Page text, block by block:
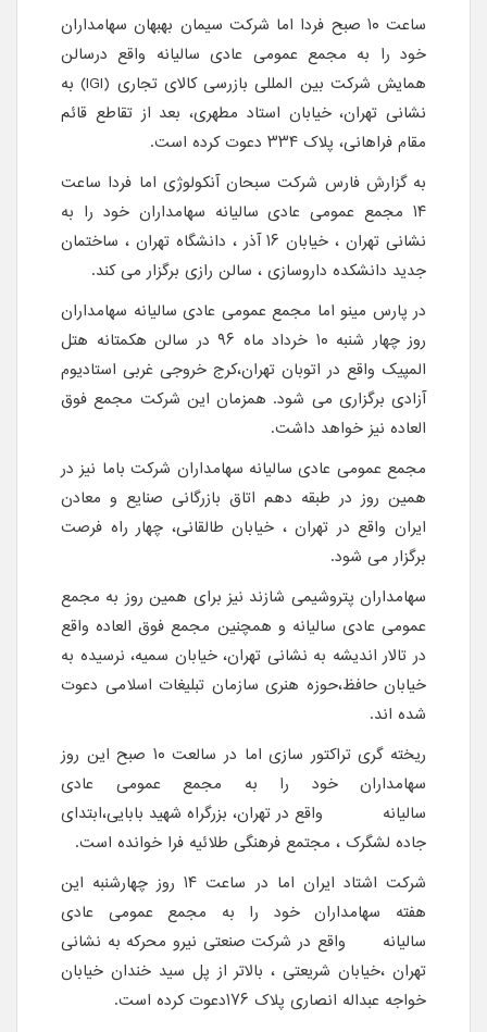
ساعت ۱۰ صبح فردا اما شرکت سیمان بهبهان سهامداران
خود را به مجمع عمومی عادی سالیانه واقع درسالن
همایش شرکت بین المللی بازرسی کالای تجاری (IGI) به
نشانی تهران، خیابان استاد مطهری، بعد از تقاطع قائم
مقام فراهانی، پلاک ۳۳۴ دعوت کرده است.
به گزارش فارس شرکت سبحان آنکولوژی اما فردا ساعت
۱۴ مجمع عمومی عادی سالیانه سهامداران خود را به
نشانی تهران ، خیابان ۱۶ آذر ، دانشگاه تهران ، ساختمان
جدید دانشکده داروسازی ، سالن رازی برگزار می کند.
در پارس مینو اما مجمع عمومی عادی سالیانه سهامداران
روز چهار شنبه ۱۰ خرداد ماه ۹۶ در سالن هکمتانه هتل
المپیک واقع در اتوبان تهران،کرج خروجی غربی استادیوم
آزادی برگزاری می شود. همزمان این شرکت مجمع فوق
العاده نیز خواهد داشت.
مجمع عمومی عادی سالیانه سهامداران شرکت باما نیز در
همین روز در طبقه دهم اتاق بازرگانی صنایع و معادن
ایران واقع در تهران ، خیابان طالقانی، چهار راه فرصت
برگزار می شود.
سهامداران پتروشیمی شازند نیز برای همین روز به مجمع
عمومی عادی سالیانه و همچنین مجمع فوق العاده واقع
در تالار اندیشه به نشانی تهران، خیابان سمیه، نرسیده به
خیابان حافظ،حوزه هنری سازمان تبلیغات اسلامی دعوت
شده اند.
ریخته گری تراکتور سازی اما در سالعت ۱۰ صبح این روز
سهامداران خود را به مجمع عمومی عادی
سالیانه واقع در تهران، بزرگراه شهید بابایی،ابتدای
جاده لشگرک ، مجتمع فرهنگی طلائیه فرا خوانده است.
شرکت اشتاد ایران اما در ساعت ۱۴ روز چهارشنبه این
هفته سهامداران خود را به مجمع عمومی عادی
سالیانه واقع در شرکت صنعتی نیرو محرکه به نشانی
تهران ،خیابان شریعتی ، بالاتر از پل سید خندان خیابان
خواجه عبداله انصاری پلاک ۱۷۶دعوت کرده است.